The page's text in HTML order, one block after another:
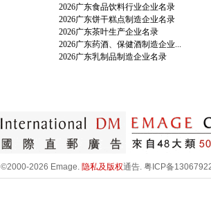
2026广东食品饮料行业企业名录
2026广东饼干糕点制造企业名录
2026广东茶叶生产企业名录
2026广东药酒、保健酒制造企业...
2026广东乳制品制造企业名录
©2000-2026 Emage. 隐私及版权通告. 粤ICP备